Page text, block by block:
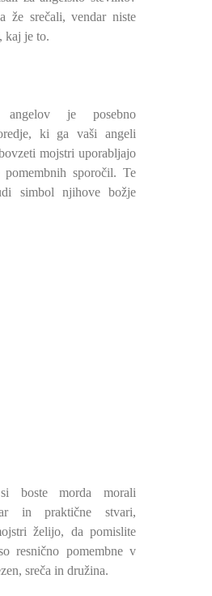
že srečali, vendar niste
kaj je to.
angelov je posebno
ki ga vaši angeli
mojstri uporabljajo
pomembnih sporočil. Te
simbol njihove božje
boste morda morali
in praktične stvari,
želijo, da pomislite
resnično pomembne v
sreča in družina.